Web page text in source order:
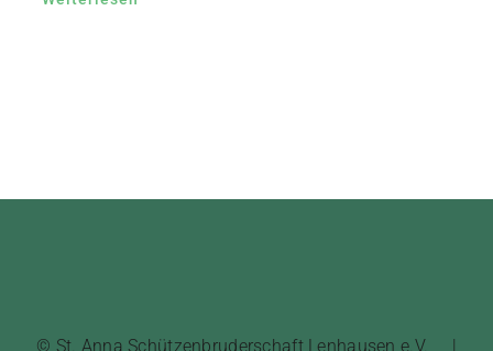
© St. Anna Schützenbruderschaft Lenhausen e.V. |